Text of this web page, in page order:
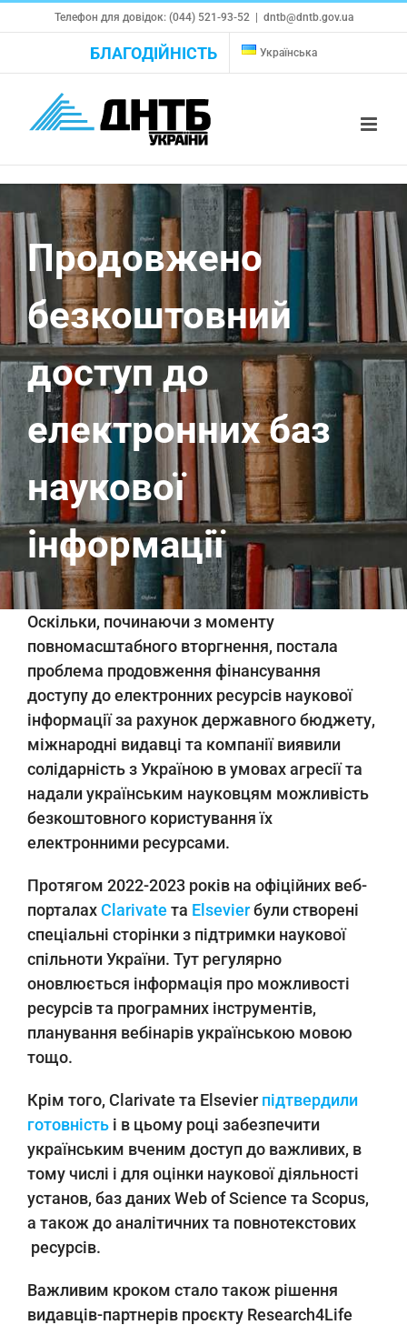
to
Телефон для довідок: (044) 521-93-52 dntb@dntb.gov.ua
БЛАГОДІЙНІСТЬ Українська
Продовжено
безкоштовний
доступ до
електронних баз
наукової
інформації
Оскільки, починаючи з моменту
повномасштабного вторгнення, постала
проблема продовження фінансування
доступу до електронних ресурсів наукової
інформації за рахунок державного бюджету,
міжнародні видавці та компанії виявили
солідарність з Україною в умовах агресії та
надали українським науковцям можливість
безкоштовного користування їх
електронними ресурсами.
Протягом 2022-2023 років на офіційних веб-
порталахClarivate та Elsevierбули створені
спеціальні сторінки з підтримки наукової
спільноти України. Тут регулярно
оновлюється інформація про можливості
ресурсів та програмних інструментів,
планування вебінарів українською мовою
тощо.
Крім того, Clarivate та Elsevierпідтвердили
готовністьі в цьому році забезпечити
українським вченим доступ до важливих, в
тому числі і для оцінки наукової діяльності
установ, баз даних Web of Science та Scopus,
а також до аналітичних та повнотекстових
ресурсів.
Важливим кроком стало також рішення
видавців-партнерів проєкту Research4Life